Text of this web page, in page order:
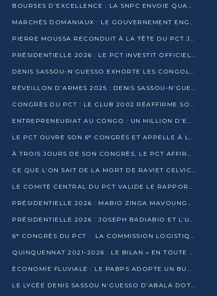
BOURSES D’EXCELLENCE : LA SNPC ENVOIE QUATRE NOUVEAUX TALENTS CONGOLAIS SE FORMER À BAKOU
MARCHÉS DOMANIAUX : LE GOUVERNEMENT ENGAGE LA STRUCTURATION DES TAXES D’ASSAINISSEMENT
PIERRE MOUSSA RECONDUIT À LA TÊTE DU PCT JUSQU’EN 2031
PRÉSIDENTIELLE 2026 : LE PCT INVESTIT OFFICIELLEMENT DENIS SASSOU NGUESSO
DENIS SASSOU-N’GUESSO EXHORTE LES CONGOLAIS À L’UNITÉ ET AU FAIR-PLAY DÉMOCRATIQUE EN 2026
RÉVEILLON D’ARMES 2025 : DENIS SASSOU-N’GUESSO GARANTIT DES ÉLECTIONS 2026 PAISIBLES ET SÉCURISÉES
CONGRÈS DU PCT : LE CLUB 2002 RÉAFFIRME SON SOUTIEN À DENIS SASSOU-N’GUESSO POUR 2026
ENTREPRENEURIAT AU CONGO : UN MILLION D’EUROS POUR FINANCER LES STARTUPS DÈS 2026
LE PCT OUVRE SON 6ᵉ CONGRÈS ET APPELLE À LA CANDIDATURE DE DENIS SASSOU NGUESSO
À TROIS JOURS DE SON CONGRÈS, LE PCT AFFIRME AVOIR ATTEINT TOUS SES OBJECTIFS
CE QUE L’ON SAIT DE LA MORT DE RAVIET CELVIC N’TSIANTSIE
LE COMITÉ CENTRAL DU PCT VALIDE LE RAPPORT DU CONGRÈS ET SOUTIENT DENIS SASSOU N’GUESSO
PRÉSIDENTIELLE 2026 : MABIO ZINGA MAVOUNGOU DÉCLARE SA CANDIDATURE ET CHARGE LE BILAN DU PCT
PRÉSIDENTIELLE 2026 : JOSEPH BADIABIO ET L’UDH-YUKI JOUENT LA PRUDENCE
6ᵉ CONGRÈS DU PCT : LA COMMISSION LOGISTIQUE ASSURE LA DISTRIBUTION DES KITS
QUINQUENNAT 2021-2026 : LE BILAN « EN TOUTE TRANSPARENCE » PRÉSENTÉ À LA PRESSE
ÉCONOMIE FLUVIALE : LE PABPS ADOPTE UN BUDGET 2026 DE PLUS DE 2,7 MILLIARDS FCFA
LE LYCÉE DENIS SASSOU N’GUESSO D’ABALA DOTÉ D’UNE SALLE MULTIMÉDIA